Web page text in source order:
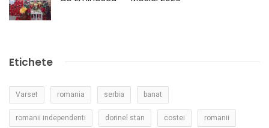
Etichete
Varset romania serbia banat
romanii independenti dorinel stan costei romanii